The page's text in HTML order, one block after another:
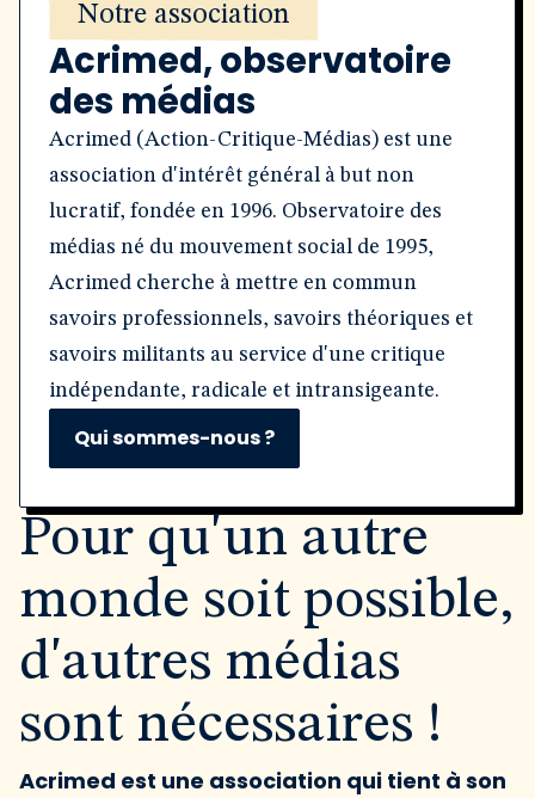
Notre association
Acrimed, observatoire
des médias
Acrimed (Action-Critique-Médias) est une
association d'intérêt général à but non
lucratif, fondée en 1996. Observatoire des
médias né du mouvement social de 1995,
Acrimed cherche à mettre en commun
savoirs professionnels, savoirs théoriques et
savoirs militants au service d'une critique
indépendante, radicale et intransigeante.
Qui sommes-nous ?
Pour qu'un autre
monde soit possible,
d'autres médias
sont nécessaires !
Acrimed est une association qui tient à son